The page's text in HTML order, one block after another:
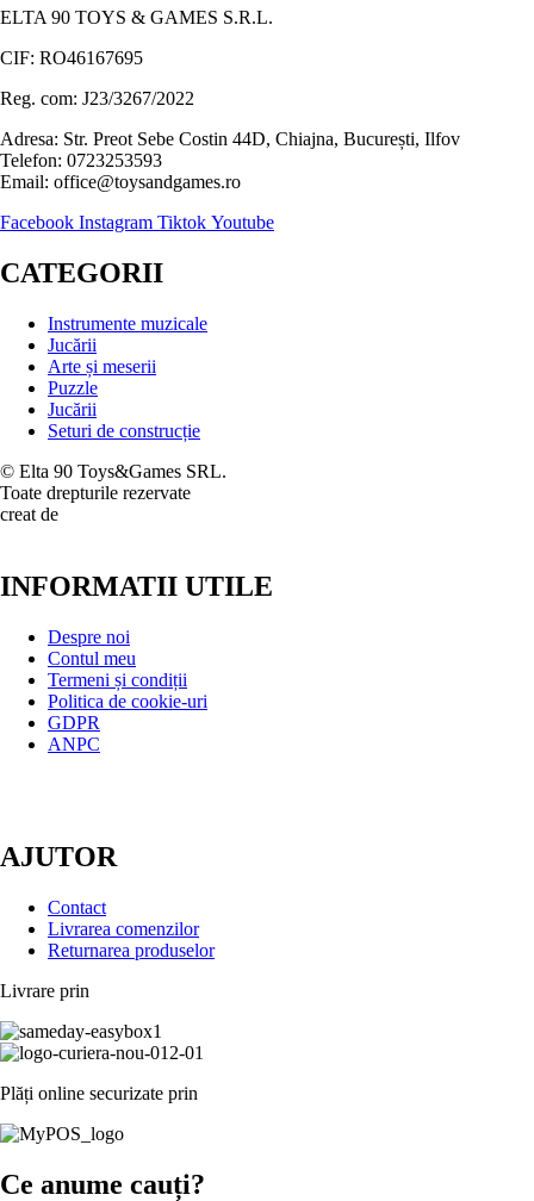
ELTA 90 TOYS & GAMES S.R.L.
CIF: RO46167695
Reg. com: J23/3267/2022
Adresa: Str. Preot Sebe Costin 44D, Chiajna, București, Ilfov
Telefon: 0723253593
Email: office@toysandgames.ro
Facebook Instagram Tiktok Youtube
CATEGORII
Instrumente muzicale
Jucării
Arte și meserii
Puzzle
Jucării
Seturi de construcție
© Elta 90 Toys&Games SRL.
Toate drepturile rezervate
creat de
INFORMATII UTILE
Despre noi
Contul meu
Termeni și condiții
Politica de cookie-uri
GDPR
ANPC
AJUTOR
Contact
Livrarea comenzilor
Returnarea produselor
Livrare prin
Plăți online securizate prin
Ce anume cauți?